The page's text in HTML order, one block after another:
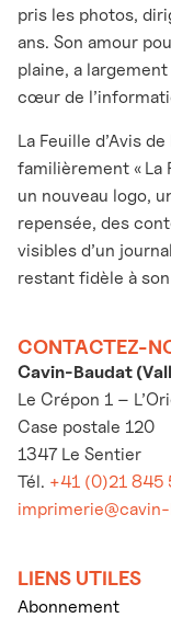
pris les photos,
ans. Son amour
plaine, a
cœur de
La Feuille d’Avis
familièrement « La
un nouveau logo,
repensée, des
visibles d’un
restant fidèle à
CONTACTEZ-
Cavin-Baudat
Le Crépon 1 –
Case postale 120
1347 Le Sentier
Tél. +41 (0)21 845
LIENS UTILES
Abonnement